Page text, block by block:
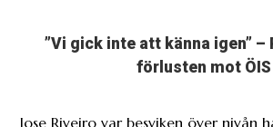
”Vi gick inte att känna igen”
förlusten mot ÖIS
Jose Riveiro var besviken över nivån